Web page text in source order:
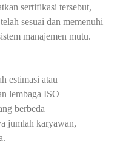
sertifikasi tersebut,
sesuai dan memenuhi
manajemen mutu.
estimasi atau
lembaga ISO
berbeda
jumlah karyawan,